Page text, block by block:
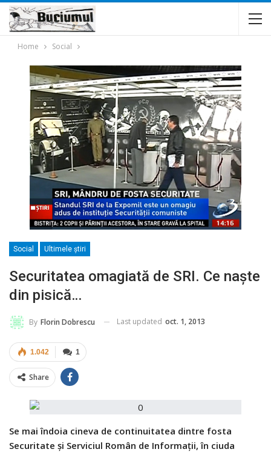
Home Social
Social Ultimele ştiri
Securitatea omagiată de SRI. Ce naște
din pisică…
By Florin Dobrescu Last updated oct. 1, 2013
1
1.042
Share
Se mai îndoia cineva de continuitatea dintre fosta
Securitate și Serviciul Român de Informaţii, în ciuda